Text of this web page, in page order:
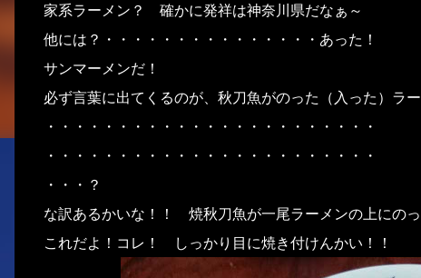
家系ラーメン？ 確かに発祥は神奈川県だなぁ～
他には？・・・・・・・・・・・・・・・あった！
サンマーメンだ！
必ず言葉に出てくるのが、秋刀魚がのった（入った）ラ
・・・・・・・・・・・・・・・・・・・・・・・
・・・・・・・・・・・・・・・・・・・・・・・
・・・？
な訳あるかいな！！ 焼秋刀魚が一尾ラーメンの上にのっ
これだよ！コレ！ しっかり目に焼き付けんかい！！